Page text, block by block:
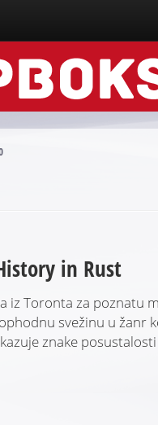
in Rust
iz Toronta za poznatu
svežinu u žanr
znake